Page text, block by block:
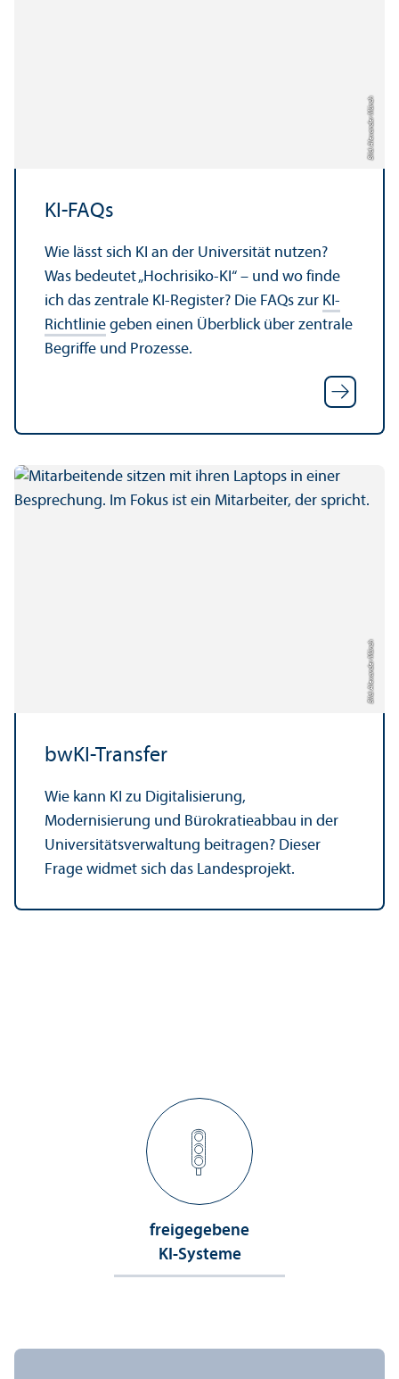
Bild: Alexander Münch
KI-FAQs
Wie lässt sich KI an der Universität nutzen?
Was bedeutet „Hochrisiko-KI“ – und wo finde
ich das zentrale KI-Register? Die FAQs zur KI-
Richtlinie geben einen Über­blick über zentrale
Begriffe und Prozesse.
Bild: Alexander Münch
bwKI-Trans­fer
Wie kann KI zu Digitalisierung,
Modernisierung und Bürokratieabbau in der
Universitäts­verwaltung beitragen? Dieser
Frage widmet sich das Landes­projekt.
freigegebene
KI-Systeme